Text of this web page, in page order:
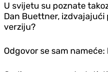
U svijetu su poznate
Dan Buettner, izdvajajući
verziju?
Odgovor se sam nameće: